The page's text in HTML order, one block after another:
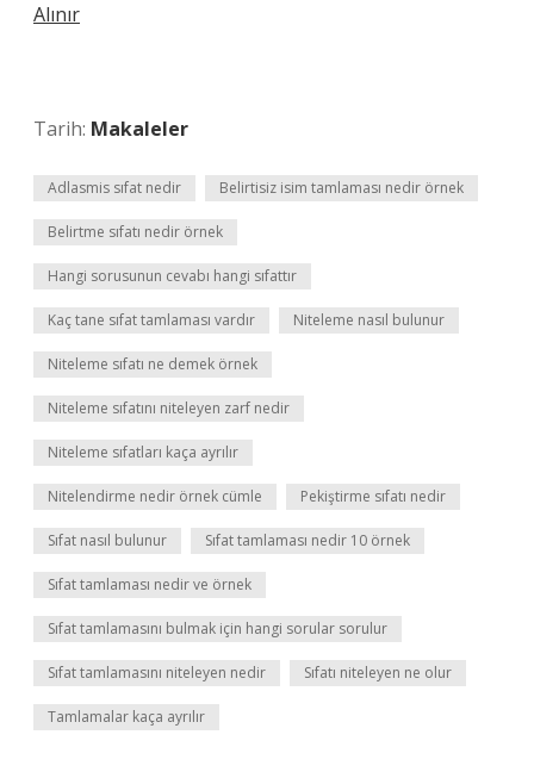
Alınır
Tarih: Makaleler
Adlasmis sıfat nedir Belirtisiz isim tamlaması nedir örnek
Belirtme sıfatı nedir örnek
Hangi sorusunun cevabı hangi sıfattır
Kaç tane sıfat tamlaması vardır Niteleme nasıl bulunur
Niteleme sıfatı ne demek örnek
Niteleme sıfatını niteleyen zarf nedir
Niteleme sıfatları kaça ayrılır
Nitelendirme nedir örnek cümle Pekiştirme sıfatı nedir
Sıfat nasıl bulunur Sıfat tamlaması nedir 10 örnek
Sıfat tamlaması nedir ve örnek
Sıfat tamlamasını bulmak için hangi sorular sorulur
Sıfat tamlamasını niteleyen nedir Sıfatı niteleyen ne olur
Tamlamalar kaça ayrılır